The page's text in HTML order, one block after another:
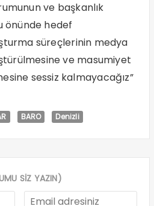
ve başkanlık
önünde hedef
süreçlerinin medya
ve masumiyet
sessiz kalmayacağız”
BARO Denizli
SİZ YAZIN)